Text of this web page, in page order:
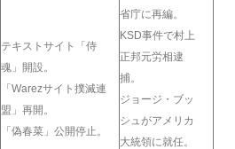
テキストサイト「侍
魂」開設。
「Warezサイト撲滅連
盟」再開。
「偽春菜」公開停止。
省庁に再編。
KSD事件で村上
正邦元労相逮
捕。
ジョージ・ブッ
シュがアメリカ
大統領に就任。